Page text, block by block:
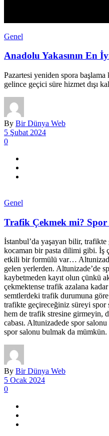
Genel
Anadolu Yakasının En
Pazartesi yeniden spora başlama
gelince geçici süre hizmet dışı
By Bir Dünya Web
5 Şubat 2024
0
Genel
Trafik Çekmek mi? Spor
İstanbul’da yaşayan bilir, trafikte
kocaman bir pasta dilimi gibi. İş
etkili bir formülü var…
gelen yerlerden. Altunizade’de
kaybetmeden kayıt olun çünkü
çekmektense trafik azalana kadar
semtlerdeki trafik durumuna
trafikte geçireceğiniz süreyi spor
hem de trafik stresine girmeyin,
cabası. Altunizadede spor
spor salonu bulmak da mümkün.
By Bir Dünya Web
5 Ocak 2024
0